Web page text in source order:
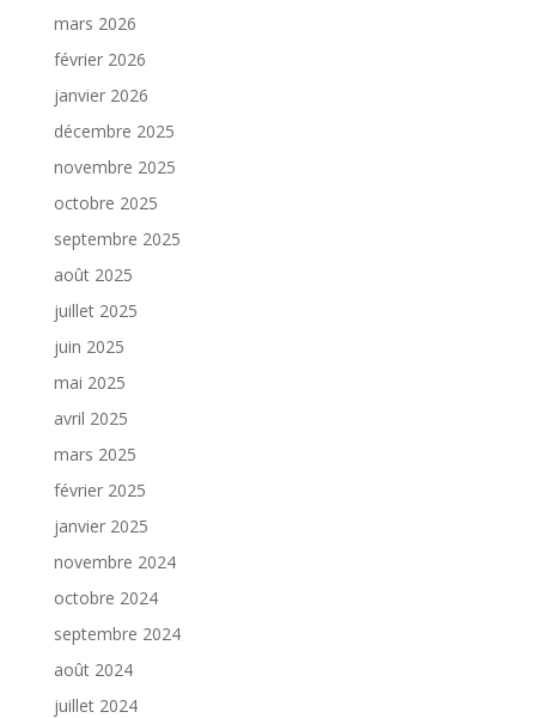
mars 2026
février 2026
janvier 2026
décembre 2025
novembre 2025
octobre 2025
septembre 2025
août 2025
juillet 2025
juin 2025
mai 2025
avril 2025
mars 2025
février 2025
janvier 2025
novembre 2024
octobre 2024
septembre 2024
août 2024
juillet 2024